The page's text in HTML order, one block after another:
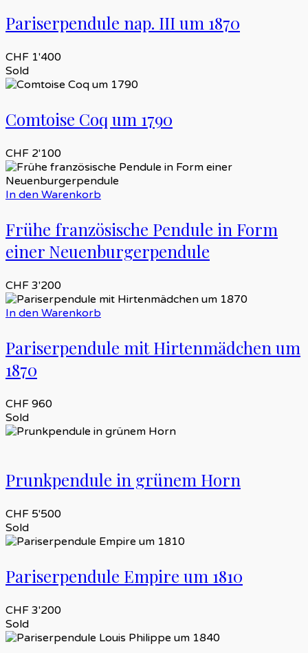
Pariserpendule nap. III um 1870
CHF 1'400
Sold
Comtoise Coq um 1790
CHF 2'100
In den Warenkorb
Frühe französische Pendule in Form
einer Neuenburgerpendule
CHF 3'200
In den Warenkorb
Pariserpendule mit Hirtenmädchen um
1870
CHF 960
Sold
Prunkpendule in grünem Horn
CHF 5'500
Sold
Pariserpendule Empire um 1810
CHF 3'200
Sold